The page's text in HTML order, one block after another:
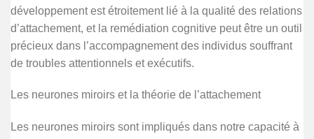
développement est étroitement lié à la qualité des relations
d’attachement, et la remédiation cognitive peut être un outil
précieux dans l’accompagnement des individus souffrant
de troubles attentionnels et exécutifs.
Les neurones miroirs et la théorie de l’attachement
Les neurones miroirs sont impliqués dans notre capacité à